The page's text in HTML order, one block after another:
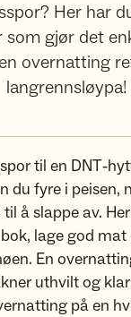
Her har
som gjør det
overnatting
langrennsløypa!
til en
du fyre i peisen,
å slappe av.
lage god
En
uthvilt og
på en